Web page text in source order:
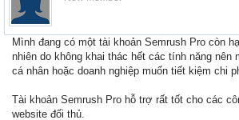
Mình đang có một tài khoản Semrush Pro còn
nhiên do không khai thác hết các tính năng nên
cá nhân hoặc doanh nghiệp muốn tiết kiệm chi
Tài khoản Semrush Pro hỗ trợ rất tốt cho các
website đối thủ.